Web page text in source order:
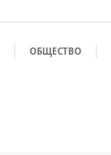
ОБЩЕСТВО